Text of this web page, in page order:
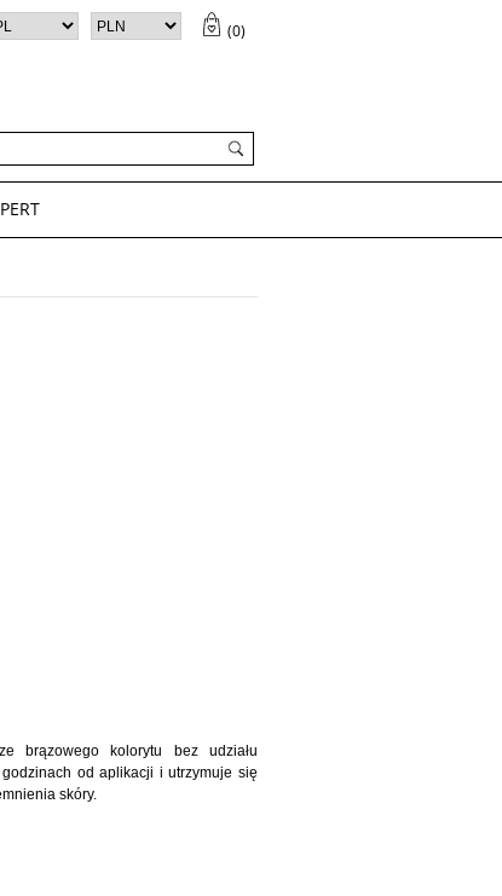
(0)
brązowego kolorytu bez udziału
od aplikacji i utrzymuje się
skóry.